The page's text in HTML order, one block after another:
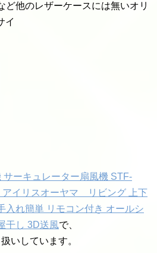
ど他のレザーケースには無いオリ
イ
サーキュレーター扇風機 STF-
イリスオーヤマ リビング 上下
入れ簡単 リモコン付き オールシ
干し 3D送風で、
いしています。